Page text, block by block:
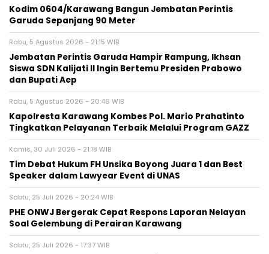
Kodim 0604/Karawang Bangun Jembatan Perintis
Garuda Sepanjang 90 Meter
Rabu, 5 Agustus 2026 - 21:15 WIB
Jembatan Perintis Garuda Hampir Rampung, Ikhsan
Siswa SDN Kalijati II Ingin Bertemu Presiden Prabowo
dan Bupati Aep
Rabu, 5 Agustus 2026 - 20:46 WIB
Kapolresta Karawang Kombes Pol. Mario Prahatinto
Tingkatkan Pelayanan Terbaik Melalui Program GAZZ
Kamis, 30 Juli 2026 - 21:18 WIB
​Tim Debat Hukum FH Unsika Boyong Juara 1 dan Best
Speaker dalam Lawyear Event di UNAS
Sabtu, 25 Juli 2026 - 20:24 WIB
PHE ONWJ Bergerak Cepat Respons Laporan Nelayan
Soal Gelembung di Perairan Karawang
Sabtu, 25 Juli 2026 - 17:37 WIB